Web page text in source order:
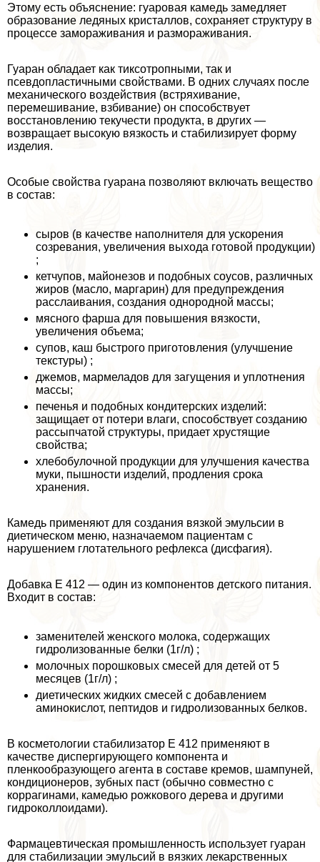
Этому есть объяснение: гуаровая камедь замедляет
образование ледяных кристаллов, сохраняет структуру в
процессе замораживания и размораживания.
Гуаран обладает как тиксотропными, так и
псевдопластичными свойствами. В одних случаях после
механического воздействия (встряхивание,
перемешивание, взбивание) он способствует
восстановлению текучести продукта, в других —
возвращает высокую вязкость и стабилизирует форму
изделия.
Особые свойства гуарана позволяют включать вещество
в состав:
сыров (в качестве наполнителя для ускорения
созревания, увеличения выхода готовой продукции)
;
кетчупов, майонезов и подобных соусов, различных
жиров (масло, маргарин) для предупреждения
расслаивания, создания однородной массы;
мясного фарша для повышения вязкости,
увеличения объема;
супов, каш быстрого приготовления (улучшение
текстуры) ;
джемов, мармеладов для загущения и уплотнения
массы;
печенья и подобных кондитерских изделий:
защищает от потери влаги, способствует созданию
рассыпчатой структуры, придает хрустящие
свойства;
хлебобулочной продукции для улучшения качества
муки, пышности изделий, продления срока
хранения.
Камедь применяют для создания вязкой эмульсии в
диетическом меню, назначаемом пациентам с
нарушением глотательного рефлекса (дисфагия).
Добавка E 412 — один из компонентов детского питания.
Входит в состав:
заменителей женского молока, содержащих
гидролизованные белки (1г/л) ;
молочных порошковых смесей для детей от 5
месяцев (1г/л) ;
диетических жидких смесей с добавлением
аминокислот, пептидов и гидролизованных белков.
В косметологии стабилизатор Е 412 применяют в
качестве диспергирующего компонента и
пленкообразующего агента в составе кремов, шампуней,
кондиционеров, зубных паст (обычно совместно с
коррагинами, камедью рожкового дерева и другими
гидроколлоидами).
Фармацевтическая промышленность использует гуаран
для стабилизации эмульсий в вязких лекарственных